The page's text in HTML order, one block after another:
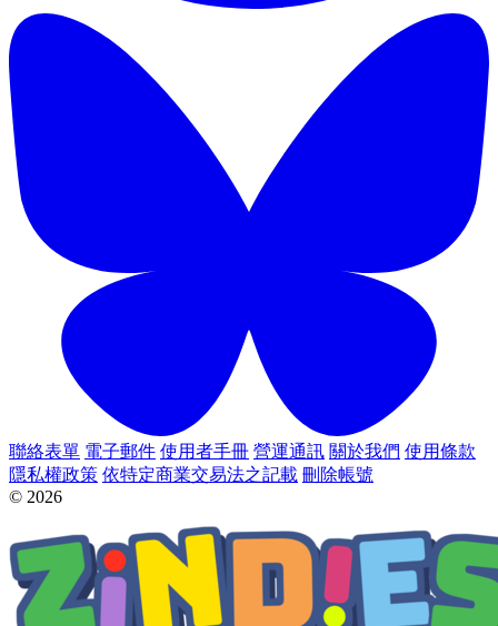
聯絡表單 電子郵件 使用者手冊 營運通訊 關於我們 使用條款
隱私權政策 依特定商業交易法之記載 刪除帳號
© 2026